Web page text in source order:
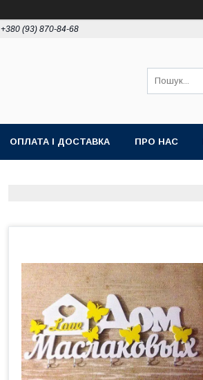
+380 (93) 870-84-68
ОПЛАТА І ДОСТАВКА ПРО НАС